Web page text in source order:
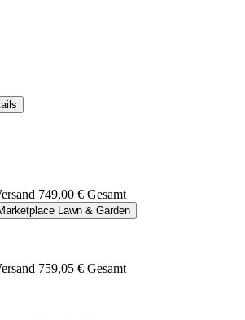
749,00 € Gesamt
Lawn & Garden
759,05 € Gesamt